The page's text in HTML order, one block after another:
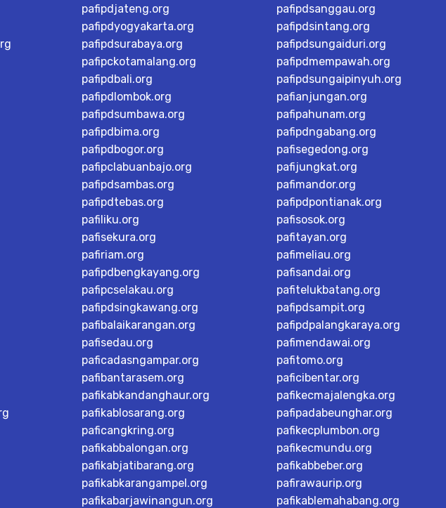
pafipdjateng.org
pafipdyogyakarta.org
pafipdsurabaya.org
pafipckotamalang.org
pafipdbali.org
pafipdlombok.org
pafipdsumbawa.org
pafipdbima.org
pafipdbogor.org
pafipclabuanbajo.org
pafipdsambas.org
pafipdtebas.org
pafiliku.org
pafisekura.org
pafiriam.org
pafipdbengkayang.org
pafipcselakau.org
pafipdsingkawang.org
pafibalaikarangan.org
pafisedau.org
paficadasngampar.org
pafibantarasem.org
pafikabkandanghaur.org
pafikablosarang.org
paficangkring.org
pafikabbalongan.org
pafikabjatibarang.org
pafikabkarangampel.org
pafikabarjawinangun.org
pafipdsanggau.org
pafipdsintang.org
pafipdsungaiduri.org
pafipdmempawah.org
pafipdsungaipinyuh.org
pafianjungan.org
pafipahunam.org
pafipdngabang.org
pafisegedong.org
pafijungkat.org
pafimandor.org
pafipdpontianak.org
pafisosok.org
pafitayan.org
pafimeliau.org
pafisandai.org
pafitelukbatang.org
pafipdsampit.org
pafipdpalangkaraya.org
pafimendawai.org
pafitomo.org
paficibentar.org
pafikecmajalengka.org
pafipadabeunghar.org
pafikecplumbon.org
pafikecmundu.org
pafikabbeber.org
pafirawaurip.org
pafikablemahabang.org